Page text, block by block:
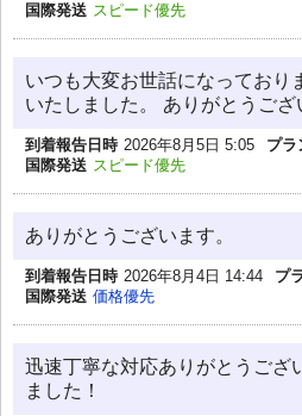
国際発送 スピード優先
いつも大変お世話になっており
いたしました。 ありがとうござ
到着報告日時 2026年8月5日 5:05 プラ
国際発送 スピード優先
ありがとうございます。
到着報告日時 2026年8月4日 14:44 プ
国際発送 価格優先
迅速丁寧な対応ありがとうござ
ました！